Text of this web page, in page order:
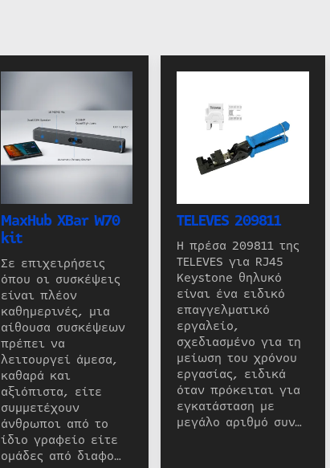
MaxHub XBar W70
kit
Σε επιχειρήσεις
όπου οι συσκέψεις
είναι πλέον
καθημερινές, μια
αίθουσα συσκέψεων
πρέπει να
λειτουργεί άμεσα,
καθαρά και
αξιόπιστα, είτε
συμμετέχουν
άνθρωποι από το
ίδιο γραφείο είτε
ομάδες από διαφο…
TELEVES 209811
Η πρέσα 209811 της
TELEVES για RJ45
Keystone θηλυκό
είναι ένα ειδικό
επαγγελματικό
εργαλείο,
σχεδιασμένο για τη
μείωση του χρόνου
εργασίας, ειδικά
όταν πρόκειται για
εγκατάσταση με
μεγάλο αριθμό συν…